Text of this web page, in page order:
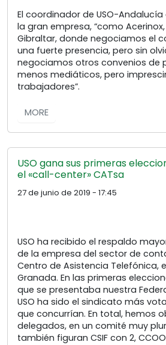
El coordinador de USO-
la gran empresa, “como
Gibraltar, donde negociamos el
una fuerte presencia, pero sin
negociamos otros convenios de
menos mediáticos, pero
trabajadores”.
MORE
USO gana sus primeras
el «call-center» CATsa
27 de junio de 2019 - 17:45
USO ha recibido el respaldo
de la empresa del sector de
Centro de Asistencia Telefónica,
Granada. En las primeras
que se presentaba nuestra
USO ha sido el sindicato más
que concurrían. En total, hemos
delegados, en un comité muy
también figuran CSIF con 2,